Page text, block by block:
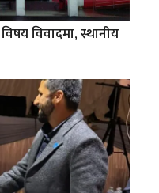
विवादमा, स्थानीय